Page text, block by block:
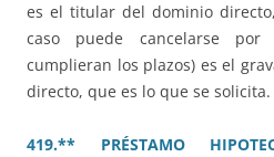
es el titular del dominio
caso puede cancelarse
cumplieran los plazos) es el
directo, que es lo que se solicita.
419.** PRÉSTAMO